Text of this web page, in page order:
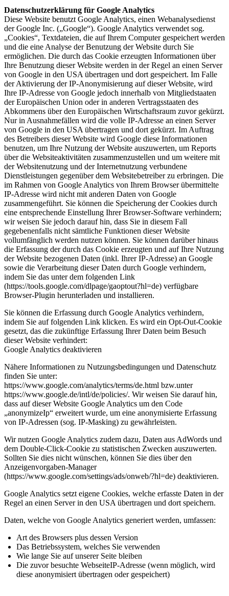
Datenschutzerklärung für Google Analytics
Diese Website benutzt Google Analytics, einen Webanalysedienst
der Google Inc. („Google“). Google Analytics verwendet sog.
„Cookies“, Textdateien, die auf Ihrem Computer gespeichert werden
und die eine Analyse der Benutzung der Website durch Sie
ermöglichen. Die durch das Cookie erzeugten Informationen über
Ihre Benutzung dieser Website werden in der Regel an einen Server
von Google in den USA übertragen und dort gespeichert. Im Falle
der Aktivierung der IP-Anonymisierung auf dieser Website, wird
Ihre IP-Adresse von Google jedoch innerhalb von Mitgliedstaaten
der Europäischen Union oder in anderen Vertragsstaaten des
Abkommens über den Europäischen Wirtschaftsraum zuvor gekürzt.
Nur in Ausnahmefällen wird die volle IP-Adresse an einen Server
von Google in den USA übertragen und dort gekürzt. Im Auftrag
des Betreibers dieser Website wird Google diese Informationen
benutzen, um Ihre Nutzung der Website auszuwerten, um Reports
über die Websiteaktivitäten zusammenzustellen und um weitere mit
der Websitenutzung und der Internetnutzung verbundene
Dienstleistungen gegenüber dem Websitebetreiber zu erbringen. Die
im Rahmen von Google Analytics von Ihrem Browser übermittelte
IP-Adresse wird nicht mit anderen Daten von Google
zusammengeführt. Sie können die Speicherung der Cookies durch
eine entsprechende Einstellung Ihrer Browser-Software verhindern;
wir weisen Sie jedoch darauf hin, dass Sie in diesem Fall
gegebenenfalls nicht sämtliche Funktionen dieser Website
vollumfänglich werden nutzen können. Sie können darüber hinaus
die Erfassung der durch das Cookie erzeugten und auf Ihre Nutzung
der Website bezogenen Daten (inkl. Ihrer IP-Adresse) an Google
sowie die Verarbeitung dieser Daten durch Google verhindern,
indem Sie das unter dem folgenden Link
(https://tools.google.com/dlpage/gaoptout?hl=de) verfügbare
Browser-Plugin herunterladen und installieren.
Sie können die Erfassung durch Google Analytics verhindern,
indem Sie auf folgenden Link klicken. Es wird ein Opt-Out-Cookie
gesetzt, das die zukünftige Erfassung Ihrer Daten beim Besuch
dieser Website verhindert:
Google Analytics deaktivieren
Nähere Informationen zu Nutzungsbedingungen und Datenschutz
finden Sie unter:
https://www.google.com/analytics/terms/de.html bzw.unter
https://www.google.de/intl/de/policies/. Wir weisen Sie darauf hin,
dass auf dieser Website Google Analytics um den Code
„anonymizeIp“ erweitert wurde, um eine anonymisierte Erfassung
von IP-Adressen (sog. IP-Masking) zu gewährleisten.
Wir nutzen Google Analytics zudem dazu, Daten aus AdWords und
dem Double-Click-Cookie zu statistischen Zwecken auszuwerten.
Sollten Sie dies nicht wünschen, können Sie dies über den
Anzeigenvorgaben-Manager
(https://www.google.com/settings/ads/onweb/?hl=de) deaktivieren.
Google Analytics setzt eigene Cookies, welche erfasste Daten in der
Regel an einen Server in den USA übertragen und dort speichern.
Daten, welche von Google Analytics generiert werden, umfassen:
Art des Browsers plus dessen Version
Das Betriebssystem, welches Sie verwenden
Wie lange Sie auf unserer Seite bleiben
Die zuvor besuchte WebseiteIP-Adresse (wenn möglich, wird
diese anonymisiert übertragen oder gespeichert)